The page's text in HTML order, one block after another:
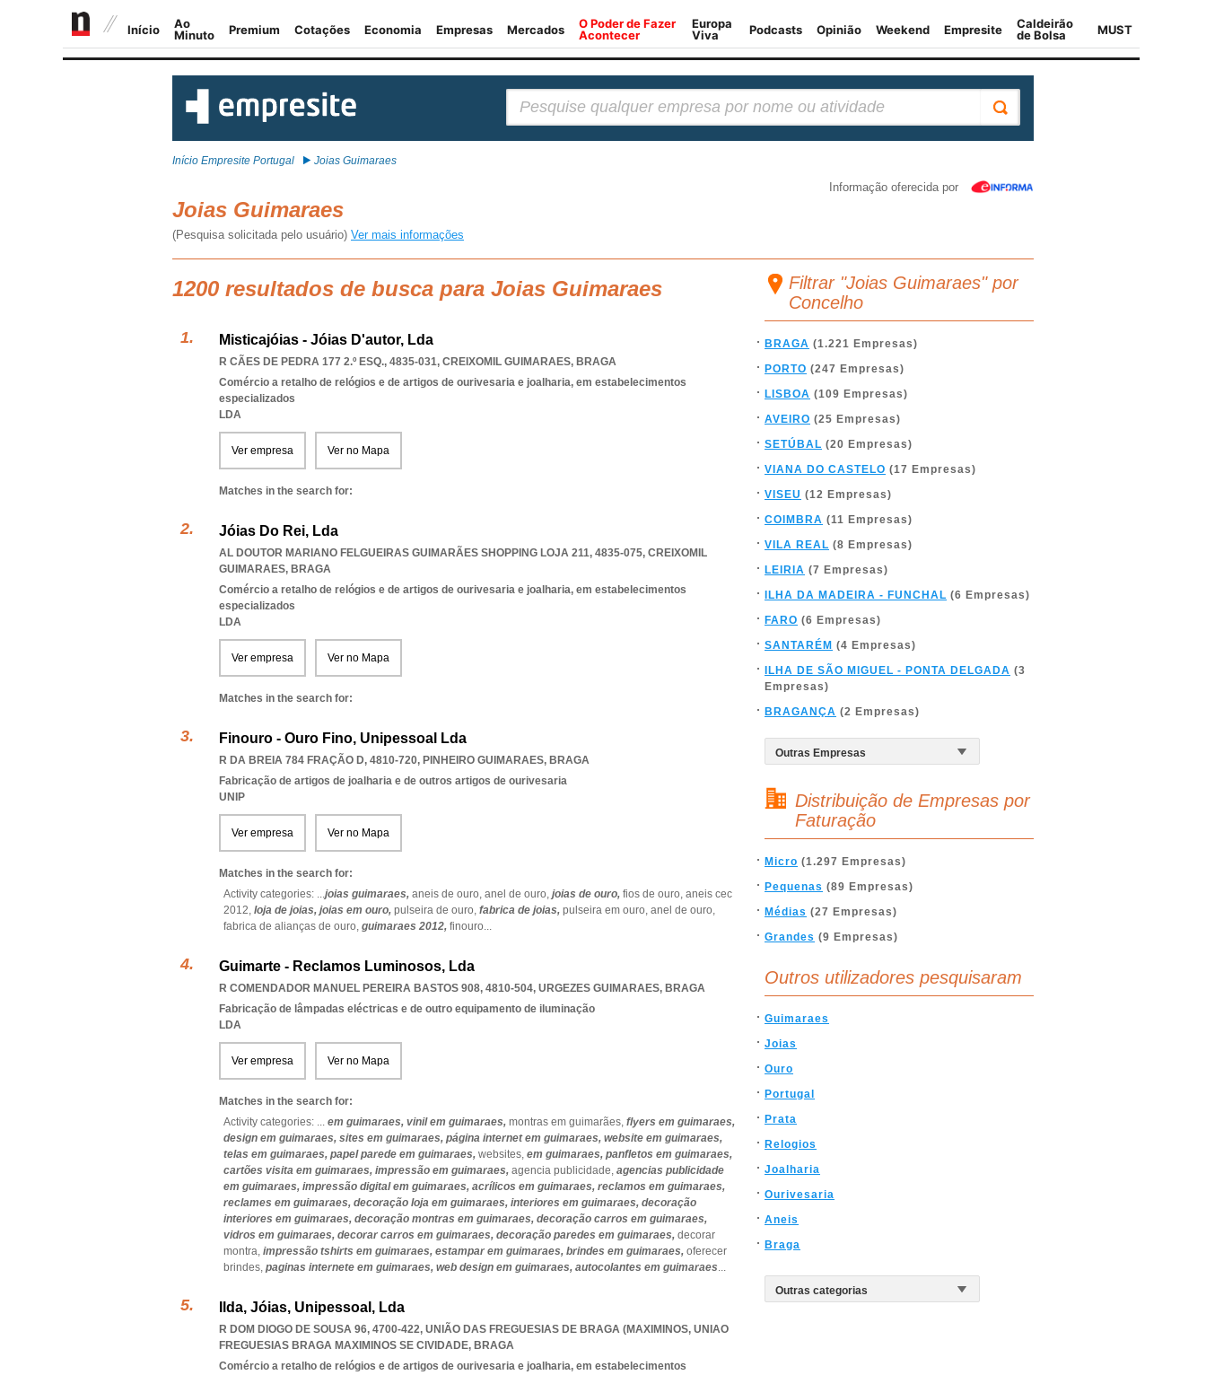
Início Empresite Portugal Joias Guimaraes
Informação oferecida por
Joias Guimaraes
(Pesquisa solicitada pelo usuário) Ver mais informações
1200 resultados de busca para Joias Guimaraes
Misticajóias - Jóias D'autor, Lda
R CÃES DE PEDRA 177 2.º ESQ., 4835-031, CREIXOMIL GUIMARAES, BRAGA
Comércio a retalho de relógios e de artigos de ourivesaria e joalharia, em estabelecimentos
especializados
LDA
Ver empresa Ver no Mapa
Matches in the search for:
Jóias Do Rei, Lda
AL DOUTOR MARIANO FELGUEIRAS GUIMARÃES SHOPPING LOJA 211, 4835-075, CREIXOMIL
GUIMARAES, BRAGA
Comércio a retalho de relógios e de artigos de ourivesaria e joalharia, em estabelecimentos
especializados
LDA
Ver empresa Ver no Mapa
Matches in the search for:
Finouro - Ouro Fino, Unipessoal Lda
R DA BREIA 784 FRAÇÃO D, 4810-720, PINHEIRO GUIMARAES, BRAGA
Fabricação de artigos de joalharia e de outros artigos de ourivesaria
UNIP
Ver empresa Ver no Mapa
Matches in the search for:
Activity categories: ...joias guimaraes, aneis de ouro, anel de ouro, joias de ouro, fios de ouro, aneis cec
2012, loja de joias, joias em ouro, pulseira de ouro, fabrica de joias, pulseira em ouro, anel de ouro,
fabrica de alianças de ouro, guimaraes 2012, finouro...
Guimarte - Reclamos Luminosos, Lda
R COMENDADOR MANUEL PEREIRA BASTOS 908, 4810-504, URGEZES GUIMARAES, BRAGA
Fabricação de lâmpadas eléctricas e de outro equipamento de iluminação
LDA
Ver empresa Ver no Mapa
Matches in the search for:
Activity categories: ... em guimaraes, vinil em guimaraes, montras em guimarães, flyers em guimaraes,
design em guimaraes, sites em guimaraes, página internet em guimaraes, website em guimaraes,
telas em guimaraes, papel parede em guimaraes, websites, em guimaraes, panfletos em guimaraes,
cartões visita em guimaraes, impressão em guimaraes, agencia publicidade, agencias publicidade
em guimaraes, impressão digital em guimaraes, acrílicos em guimaraes, reclamos em guimaraes,
reclames em guimaraes, decoração loja em guimaraes, interiores em guimaraes, decoração
interiores em guimaraes, decoração montras em guimaraes, decoração carros em guimaraes,
vidros em guimaraes, decorar carros em guimaraes, decoração paredes em guimaraes, decorar
montra, impressão tshirts em guimaraes, estampar em guimaraes, brindes em guimaraes, oferecer
brindes, paginas internete em guimaraes, web design em guimaraes, autocolantes em guimaraes...
Ilda, Jóias, Unipessoal, Lda
R DOM DIOGO DE SOUSA 96, 4700-422, UNIÃO DAS FREGUESIAS DE BRAGA (MAXIMINOS, UNIAO
FREGUESIAS BRAGA MAXIMINOS SE CIVIDADE, BRAGA
Comércio a retalho de relógios e de artigos de ourivesaria e joalharia, em estabelecimentos
Filtrar "Joias Guimaraes" por
Concelho
BRAGA (1.221 Empresas)
PORTO (247 Empresas)
LISBOA (109 Empresas)
AVEIRO (25 Empresas)
SETÚBAL (20 Empresas)
VIANA DO CASTELO (17 Empresas)
VISEU (12 Empresas)
COIMBRA (11 Empresas)
VILA REAL (8 Empresas)
LEIRIA (7 Empresas)
ILHA DA MADEIRA - FUNCHAL (6 Empresas)
FARO (6 Empresas)
SANTARÉM (4 Empresas)
ILHA DE SÃO MIGUEL - PONTA DELGADA (3
Empresas)
BRAGANÇA (2 Empresas)
Distribuição de Empresas por
Faturação
Micro (1.297 Empresas)
Pequenas (89 Empresas)
Médias (27 Empresas)
Grandes (9 Empresas)
Outros utilizadores pesquisaram
Guimaraes
Joias
Ouro
Portugal
Prata
Relogios
Joalharia
Ourivesaria
Aneis
Braga